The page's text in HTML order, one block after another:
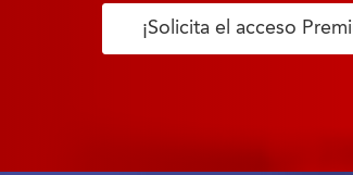
¡Solicita el acceso